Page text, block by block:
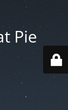
Pie